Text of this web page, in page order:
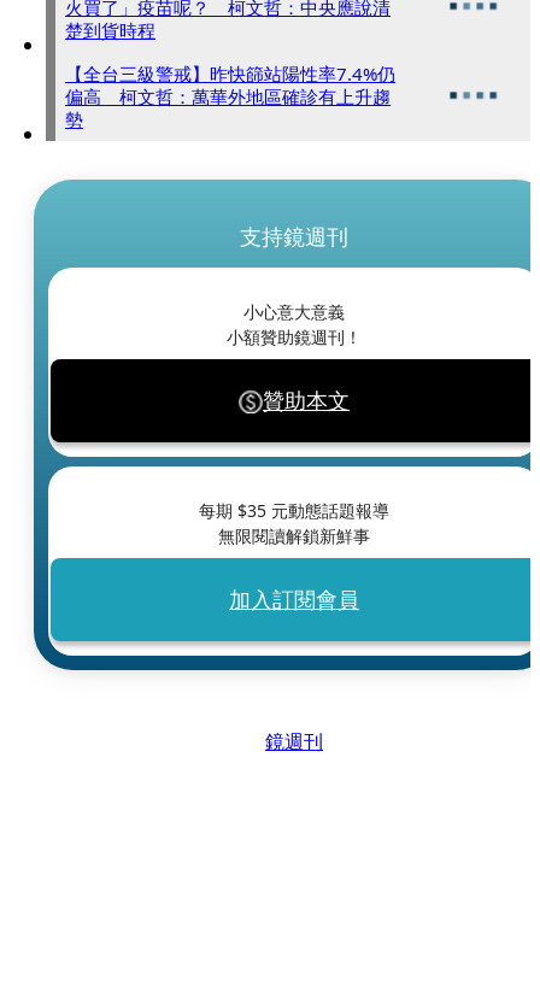
火買了」疫苗呢？ 柯文哲：中央應說清
楚到貨時程
【全台三級警戒】昨快篩站陽性率7.4%仍
偏高 柯文哲：萬華外地區確診有上升趨
勢
支持鏡週刊
小心意大意義
小額贊助鏡週刊！
贊助本文
每期 $35 元動態話題報導
無限閱讀解鎖新鮮事
加入訂閱會員
鏡週刊